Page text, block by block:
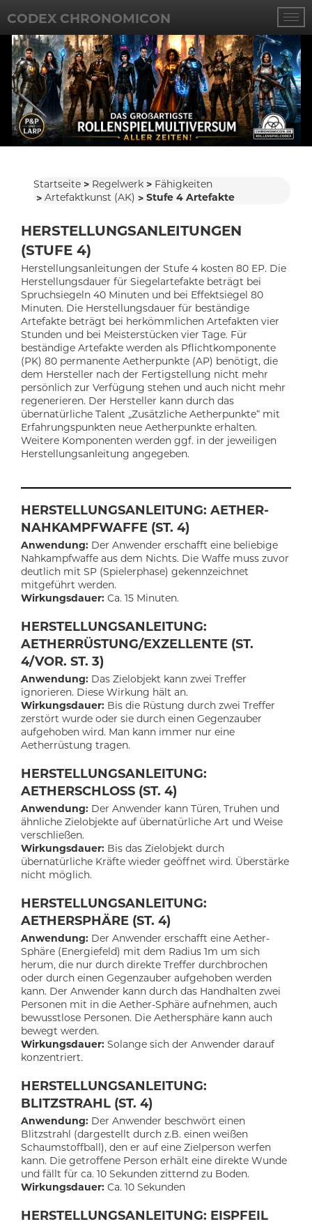
CODEX CHRONOMICON
Startseite Regelwerk
Fähigkeiten
Artefaktkunst (AK)
Stufe 4 Artefakte
HERSTELLUNGSANLEITUNGEN
(STUFE 4)
Herstellungsanleitungen der Stufe 4 kosten 80 EP. Die
Herstellungsdauer für Siegelartefakte beträgt bei
Spruchsiegeln 40 Minuten und bei Effektsiegel 80
Minuten. Die Herstellungsdauer für beständige
Artefakte beträgt bei herkömmlichen Artefakten vier
Stunden und bei Meisterstücken vier Tage. Für
beständige Artefakte werden als Pflichtkomponente
(PK) 80 permanente Aetherpunkte (AP) benötigt, die
dem Hersteller nach der Fertigstellung nicht mehr
persönlich zur Verfügung stehen und auch nicht mehr
regenerieren. Der Hersteller kann durch das
übernatürliche Talent „Zusätzliche Aetherpunkte“ mit
Erfahrungspunkten neue Aetherpunkte erhalten.
Weitere Komponenten werden ggf. in der jeweiligen
Herstellungsanleitung angegeben.
HERSTELLUNGSANLEITUNG: AETHER-
NAHKAMPFWAFFE (ST. 4)
Anwendung: Der Anwender erschafft eine beliebige
Nahkampfwaffe aus dem Nichts. Die Waffe muss zuvor
deutlich mit SP (Spielerphase) gekennzeichnet
mitgeführt werden.
Wirkungsdauer: Ca. 15 Minuten.
HERSTELLUNGSANLEITUNG:
AETHERRÜSTUNG/EXZELLENTE (ST.
4/VOR. ST. 3)
Anwendung: Das Zielobjekt kann zwei Treffer
ignorieren. Diese Wirkung hält an.
Wirkungsdauer: Bis die Rüstung durch zwei Treffer
zerstört wurde oder sie durch einen Gegenzauber
aufgehoben wird. Man kann immer nur eine
Aetherrüstung tragen.
HERSTELLUNGSANLEITUNG:
AETHERSCHLOSS (ST. 4)
Anwendung: Der Anwender kann Türen, Truhen und
ähnliche Zielobjekte auf übernatürliche Art und Weise
verschließen.
Wirkungsdauer: Bis das Zielobjekt durch
übernatürliche Kräfte wieder geöffnet wird. Überstärke
nicht möglich.
HERSTELLUNGSANLEITUNG:
AETHERSPHÄRE (ST. 4)
Anwendung: Der Anwender erschafft eine Aether-
Sphäre (Energiefeld) mit dem Radius 1m um sich
herum, die nur durch direkte Treffer durchbrochen
oder durch einen Gegenzauber aufgehoben werden
kann. Der Anwender kann durch das Handhalten zwei
Personen mit in die Aether-Sphäre aufnehmen, auch
bewusstlose Personen. Die Aethersphäre kann auch
bewegt werden.
Wirkungsdauer: Solange sich der Anwender darauf
konzentriert.
HERSTELLUNGSANLEITUNG:
BLITZSTRAHL (ST. 4)
Anwendung: Der Anwender beschwört einen
Blitzstrahl (dargestellt durch z.B. einen weißen
Schaumstoffball), den er auf eine Zielperson werfen
kann. Die getroffene Person erhält eine direkte Wunde
und fällt für ca. 10 Sekunden zitternd zu Boden.
Wirkungsdauer: Ca. 10 Sekunden
HERSTELLUNGSANLEITUNG: EISPFEIL